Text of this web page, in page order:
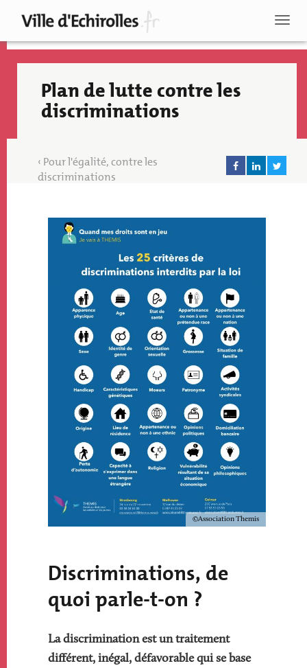
principal
Plan de lutte contre les
discriminations
Pour l'égalité, contre les
discriminations
Image
Image
Copyright
Association Themis
Discriminations, de
quoi parle-t-on ?
La discrimination est un traitement
différent, inégal, défavorable qui se base